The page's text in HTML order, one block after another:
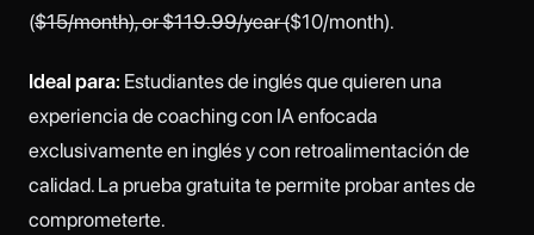
($15/month), or $119.99/year ($10/month).
Ideal para: Estudiantes de inglés que quieren una
experiencia de coaching con IA enfocada
exclusivamente en inglés y con retroalimentación de
calidad. La prueba gratuita te permite probar antes de
comprometerte.